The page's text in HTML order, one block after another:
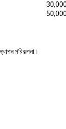
পরিকল্পনা।